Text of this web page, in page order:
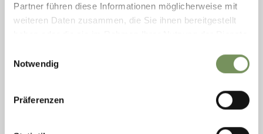
Partner führen diese Informationen möglicherweise mit
weiteren Daten zusammen, die Sie ihnen bereitgestellt
Notwendig
Präferenzen